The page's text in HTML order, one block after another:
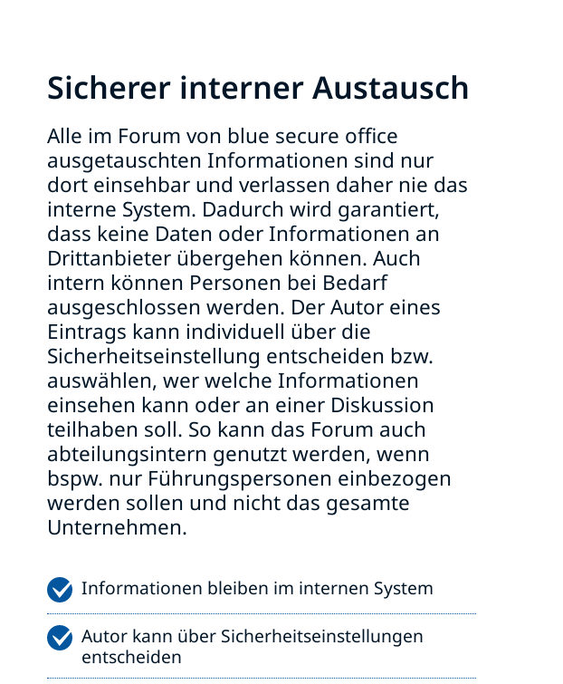
Sicherer interner Austausch
Alle im Forum von blue secure office
ausgetauschten Informationen sind nur
dort einsehbar und verlassen daher nie das
interne System. Dadurch wird garantiert,
dass keine Daten oder Informationen an
Drittanbieter übergehen können. Auch
intern können Personen bei Bedarf
ausgeschlossen werden. Der Autor eines
Eintrags kann individuell über die
Sicherheitseinstellung entscheiden bzw.
auswählen, wer welche Informationen
einsehen kann oder an einer Diskussion
teilhaben soll. So kann das Forum auch
abteilungsintern genutzt werden, wenn
bspw. nur Führungspersonen einbezogen
werden sollen und nicht das gesamte
Unternehmen.
Informationen bleiben im internen System
Autor kann über Sicherheitseinstellungen
entscheiden